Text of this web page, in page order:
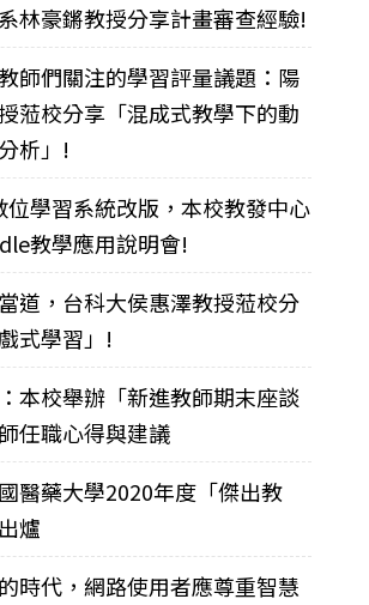
林豪鏘教授分享計畫審查經驗!
師們關注的學習評量議題：陽
蒞校分享「混成式教學下的動
析」!
學習系統改版，本校教發中心
教學應用說明會!
道，台科大侯惠澤教授蒞校分
式學習」!
本校舉辦「新進教師期末座談
任職心得與建議
醫藥大學2020年度「傑出教
爐
時代，網路使用者應尊重智慧